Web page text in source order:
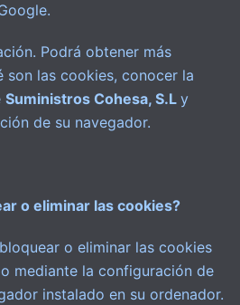
Podrá obtener más
son las cookies, conocer la
Suministros Cohesa, S.L y
de su navegador.
o eliminar las cookies?
o eliminar las cookies
mediante la configuración de
instalado en su ordenador.